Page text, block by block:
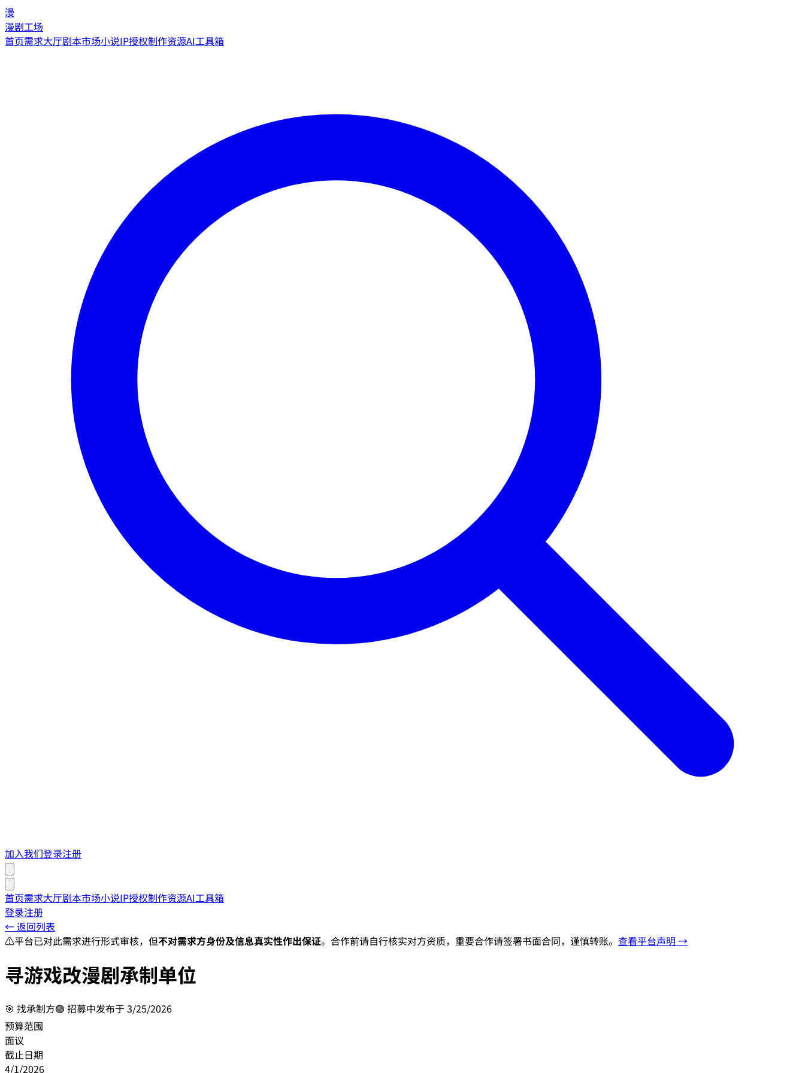
漫
漫剧工场
首页需求大厅剧本市场小说IP授权制作资源AI工具箱
加入我们登录注册
首页需求大厅剧本市场小说IP授权制作资源AI工具箱
登录注册
← 返回列表
⚠️平台已对此需求进行形式审核，但不对需求方身份及信息真实性作出保证。合作前请自行核实对方资质，重要合作请签署书面合同，谨慎转账。 查看平台声明 →
寻游戏改漫剧承制单位
🎯 找承制方🟢 招募中发布于3/25/2026
预算范围
面议
截止日期
4/1/2026